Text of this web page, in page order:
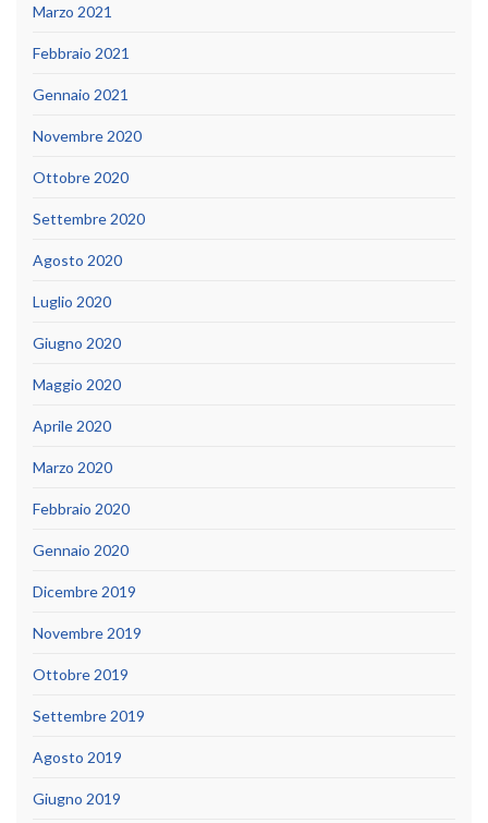
Marzo 2021
Febbraio 2021
Gennaio 2021
Novembre 2020
Ottobre 2020
Settembre 2020
Agosto 2020
Luglio 2020
Giugno 2020
Maggio 2020
Aprile 2020
Marzo 2020
Febbraio 2020
Gennaio 2020
Dicembre 2019
Novembre 2019
Ottobre 2019
Settembre 2019
Agosto 2019
Giugno 2019